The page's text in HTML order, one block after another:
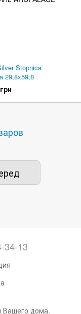
Stopnica
29,8x59,8
34-13
Вашего дома.